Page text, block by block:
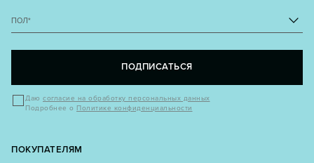
ПОЛ*
ПОДПИСАТЬСЯ
Даю согласие на обработку персональных данных
Подробнее о Политике конфиденциальности
ПОКУПАТЕЛЯМ